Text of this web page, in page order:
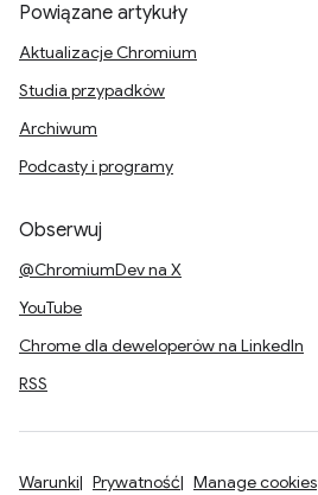
Powiązane artykuły
Aktualizacje Chromium
Studia przypadków
Archiwum
Podcasty i programy
Obserwuj
@ChromiumDev na X
YouTube
Chrome dla deweloperów na LinkedIn
RSS
Warunki Prywatność Manage cookies